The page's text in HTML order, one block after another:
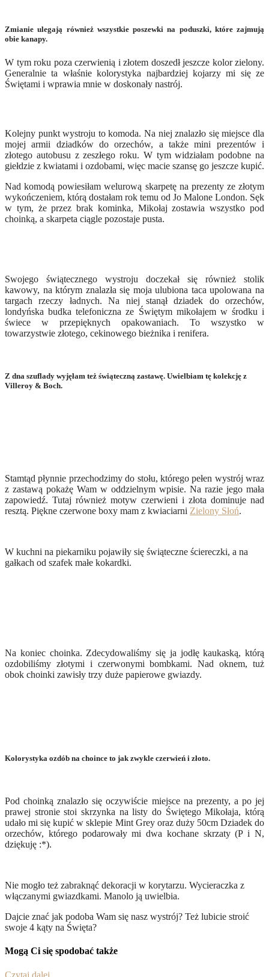
Zmianie ulegają również wszystkie poszewki na poduszki, które zajmują
obie kanapy.
W tym roku poza czerwienią i złotem doszedł jeszcze kolor zielony.
Generalnie ta właśnie kolorystyka najbardziej kojarzy mi się ze
Świętami i wprawia mnie w doskonały nastrój.
Kolejny punkt wystroju to komoda. Na niej znalazło się miejsce dla
mojej armii dziadków do orzechów, a także mini prezentów i
złotego autobusu z zeszłego roku. W tym widziałam podobne na
giełdzie z kwiatami i ozdobami, więc macie szansę go jeszcze kupić.
Nad komodą powiesiłam welurową skarpetę na prezenty ze złotym
wykończeniem, którą dostałam rok temu od Jo Malone London. Sęk
w tym, że przez brak kominka, Mikołaj zostawia wszystko pod
choinką, a skarpeta ciągle pozostaje pusta.
Swojego świątecznego wystroju doczekał się również stolik
kawowy, na którym znalazła się moja ulubiona taca upolowana na
targach rzeczy ładnych. Na niej stanął dziadek do orzechów,
londyńska budka telefoniczna ze Świętym mikołajem w środku i
świece w przepięknych opakowaniach. To wszystko w
towarzystwie złotego, cekinowego bieżnika i renifera.
Z dna szuflady wyjęłam też świąteczną zastawę. Uwielbiam tę kolekcję z
Villeroy & Boch.
Stamtąd płynnie przechodzimy do stołu, którego pełen wystrój wraz
z zastawą pokażę Wam w oddzielnym wpisie. Na razie jego mała
zapowiedź. Tutaj również motyw czerwieni i złota dominuje nad
resztą. Piękne czerwone boxy mam z kwiaciarni Zielony Słoń.
W kuchni na piekarniku pojawiły się świąteczne ściereczki, a na
gałkach od szafek małe kokardki.
Na koniec choinka. Zdecydowaliśmy się ja jodłę kaukaską, którą
ozdobiliśmy złotymi i czerwonymi bombkami. Nad oknem, tuż
obok choinki zawisły trzy duże papierowe gwiazdy.
Kolorystyka ozdób na choince to jak zwykle czerwień i złoto.
Pod choinką znalazło się oczywiście miejsce na prezenty, a po jej
prawej stronie stoi skrzynka na listy do Świętego Mikołaja, którą
udało mi się kupić w sklepie Mint Grey oraz duży 50cm Dziadek do
orzechów, którego podarowały mi dwa kochane skrzaty (P i N,
dziękuję :*).
Nie mogło też zabraknąć dekoracji w korytarzu. Wycieraczka z
włączanymi gwiazdkami. Manolo ją uwielbia.
Dajcie znać jak podoba Wam się nasz wystrój? Też lubicie stroić
swoje 4 kąty na Święta?
Mogą Ci się spodobać także
Czytaj dalej